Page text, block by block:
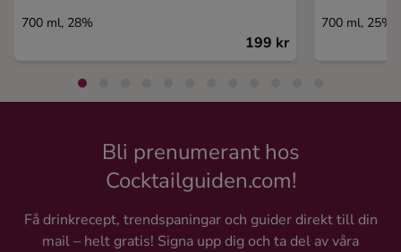
700 ml, 28%
199 kr
700 ml, 25%
Bli prenumerant hos
Cocktailguiden.com!
Få drinkrecept, trendspaningar och guider direkt till din
mail – helt gratis! Signa upp dig och ta del av våra